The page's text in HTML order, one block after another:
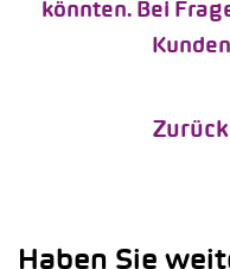
könnten. Bei
Haben Sie